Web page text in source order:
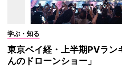
学ぶ・知る
東京ベイ経・上半期PVラン
んのドローンショー」